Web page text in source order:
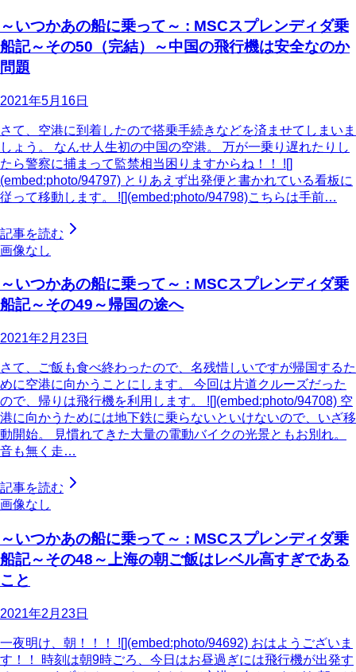
～いつかあの船に乗って～ : MSCスプレンディダ乗
船記～その50（完結）～中国の飛行機は安全なのか
問題
2021年5月16日
さて、空港に到着したので搭乗手続きなどを済ませてしまいま
しょう。 なんせ人生初の中国の空港。 万が一乗り遅れたりし
たら警察に捕まって監禁相当困りますからね！！ ![]
(embed:photo/94797) とりあえず出発便と書かれている看板に
従って移動します。 ![](embed:photo/94798)こちらは手前…
記事を読む
画像なし
～いつかあの船に乗って～ : MSCスプレンディダ乗
船記～その49～帰国の途へ
2021年2月23日
さて、ご飯も食べ終わったので、名残惜しいですが帰国するた
めに空港に向かうことにします。 今回は片道クルーズだった
ので、帰りは飛行機を利用します。 ![](embed:photo/94708) 空
港に向かうためには地下鉄に乗らないといけないので、いざ移
動開始。 見慣れてきた大量の電動バイクの光景ともお別れ。
音も無く走…
記事を読む
画像なし
～いつかあの船に乗って～ : MSCスプレンディダ乗
船記～その48～上海の朝ご飯はレベル高すぎである
こと
2021年2月23日
一夜明け、朝！！！ ![](embed:photo/94692) おはようございま
す！！ 時刻は朝9時ごろ、今日はお昼過ぎには飛行機が出発す